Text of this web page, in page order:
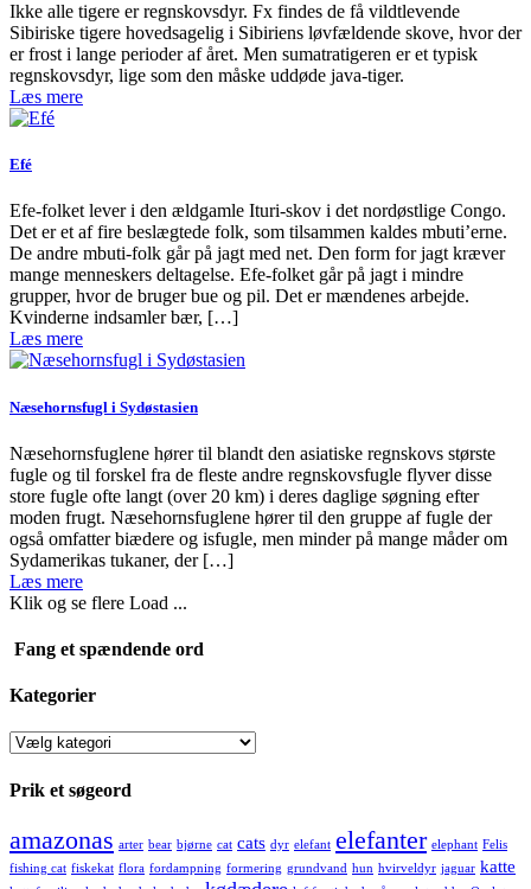
Ikke alle tigere er regnskovsdyr. Fx findes de få vildtlevende
Sibiriske tigere hovedsagelig i Sibiriens løvfældende skove, hvor der
er frost i lange perioder af året. Men sumatratigeren er et typisk
regnskovsdyr, lige som den måske uddøde java-tiger.
Læs mere
Efé
Efe-folket lever i den ældgamle Ituri-skov i det nordøstlige Congo.
Det er et af fire beslægtede folk, som tilsammen kaldes mbuti’erne.
De andre mbuti-folk går på jagt med net. Den form for jagt kræver
mange menneskers deltagelse. Efe-folket går på jagt i mindre
grupper, hvor de bruger bue og pil. Det er mændenes arbejde.
Kvinderne indsamler bær, […]
Læs mere
Næsehornsfugl i Sydøstasien
Næsehornsfuglene hører til blandt den asiatiske regnskovs største
fugle og til forskel fra de fleste andre regnskovsfugle flyver disse
store fugle ofte langt (over 20 km) i deres daglige søgning efter
moden frugt. Næsehornsfuglene hører til den gruppe af fugle der
også omfatter biædere og isfugle, men minder på mange måder om
Sydamerikas tukaner, der […]
Læs mere
Klik og se flere Load ...
Fang et spændende ord
Kategorier
Kategorier
Prik et søgeord
amazonas arter bear bjørne cat cats dyr elefant elefanter elephant Felis
fishing cat fiskekat flora fordampning formering grundvand hun hvirveldyr jaguar katte